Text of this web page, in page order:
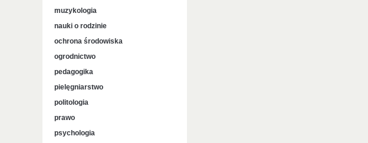
muzykologia
nauki o rodzinie
ochrona środowiska
ogrodnictwo
pedagogika
pielęgniarstwo
politologia
prawo
psychologia